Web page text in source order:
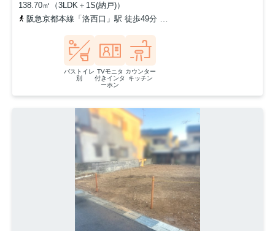
138.70㎡（3LDK＋1S(納戸)）
阪急京都本線「洛西口」駅 徒歩49分
バストイレ
別
TVモニタ
付きインタ
ーホン
カウンター
キッチン